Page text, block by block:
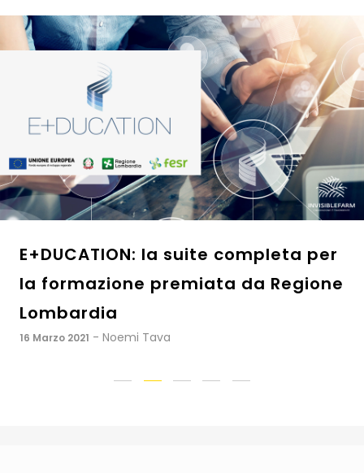
E+DUCATION: la suite completa per
la formazione premiata da Regione
Lombardia
16 Marzo 2021 - Noemi Tava